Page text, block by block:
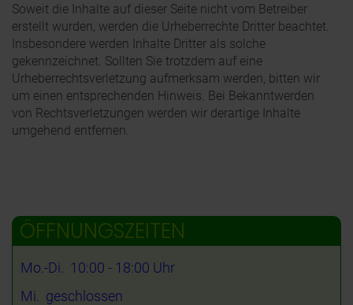
Soweit die Inhalte auf dieser Seite nicht vom Betreiber
erstellt wurden, werden die Urheberrechte Dritter beachtet.
Insbesondere werden Inhalte Dritter als solche
gekennzeichnet. Sollten Sie trotzdem auf eine
Urheberrechtsverletzung aufmerksam werden, bitten wir
um einen entsprechenden Hinweis. Bei Bekanntwerden
von Rechtsverletzungen werden wir derartige Inhalte
umgehend entfernen.
ÖFFNUNGSZEITEN
Mo.-Di. 10:00 - 18:00 Uhr
Mi. geschlossen